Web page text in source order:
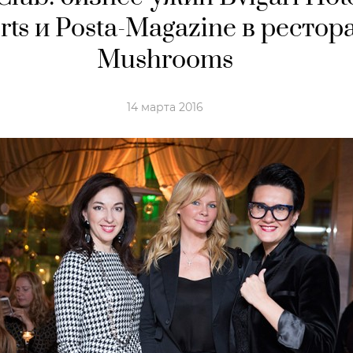
и Posta-Magazine в
Mushrooms
14 марта 2016